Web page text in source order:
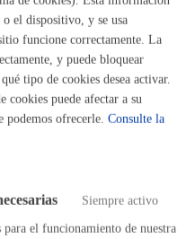
o el dispositivo, y se usa
funcione correctamente. La
y puede bloquear
tipo de cookies desea activar.
cookies puede afectar a su
podemos ofrecerle. Consulte la
Siempre activo
para el funcionamiento de nuestra